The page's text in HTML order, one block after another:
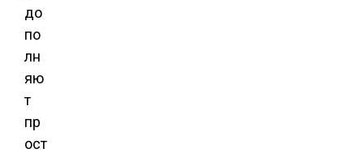
до
по
лн
яю
т
пр
ост